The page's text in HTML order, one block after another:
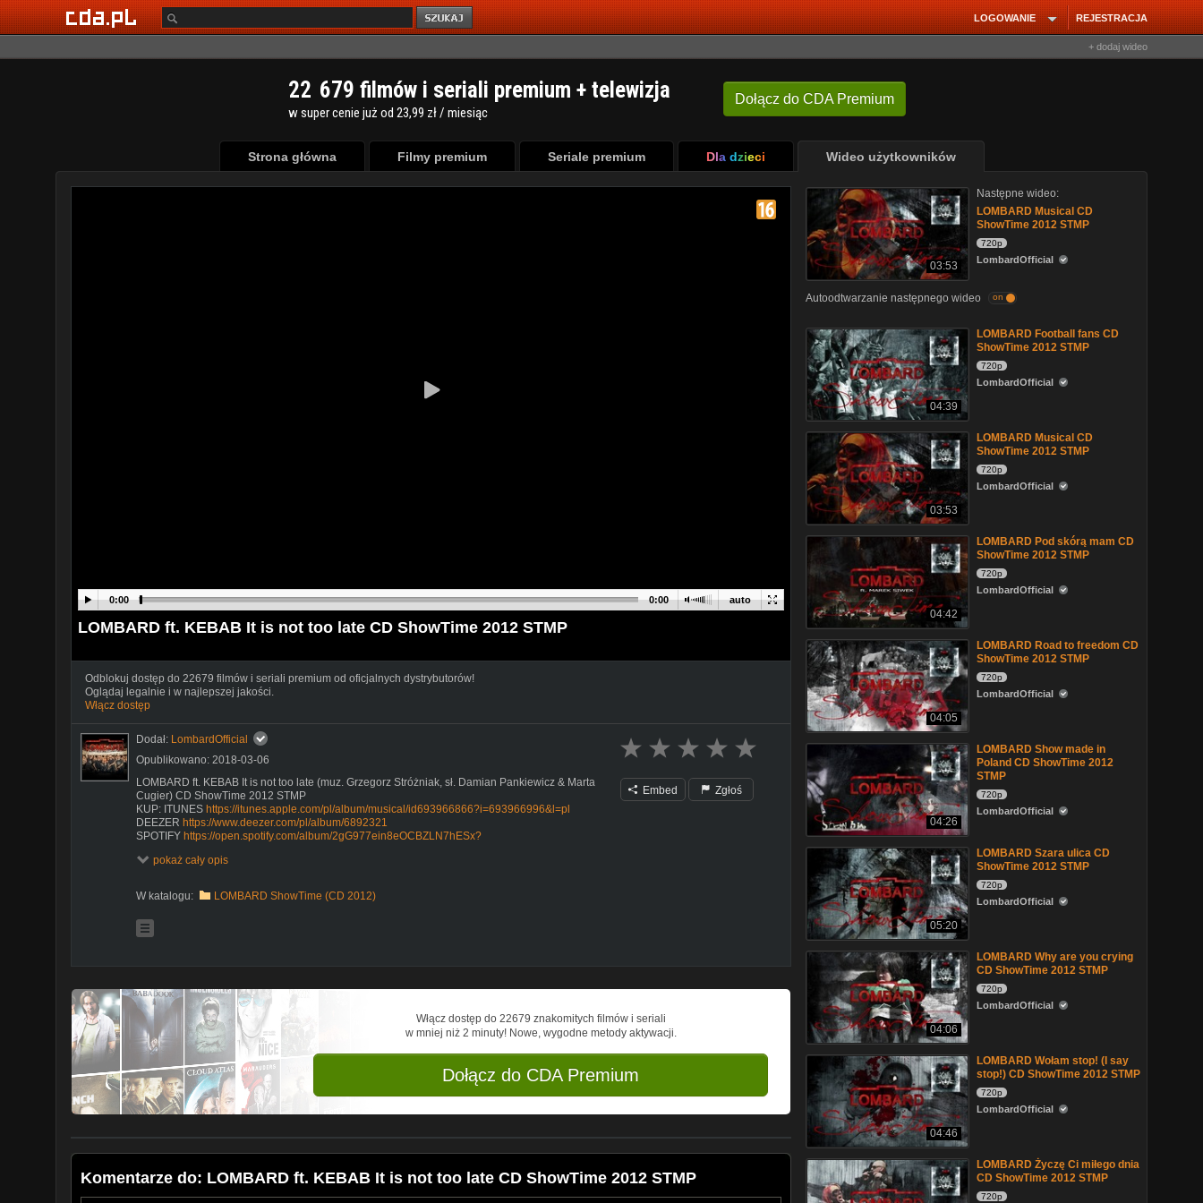
REJESTRACJA
LOGOWANIE
+ dodaj wideo
Dołącz do CDA Premium
22 679 filmów i seriali premium + telewizja
w super cenie już od 23,99 zł / miesiąc
Strona główna Filmy premium Seriale premium Dla dzieci Wideo użytkowników
auto
0:00 0:00
LOMBARD ft. KEBAB It is not too late CD ShowTime 2012 STMP
Odblokuj dostęp do 22679 filmów i seriali premium od oficjalnych dystrybutorów!
Oglądaj legalnie i w najlepszej jakości.
Włącz dostęp
Dodał: LombardOfficial
Opublikowano: 2018-03-06
LOMBARD ft. KEBAB It is not too late (muz. Grzegorz Stróżniak, sł. Damian Pankiewicz & Marta
Cugier) CD ShowTime 2012 STMP
KUP: ITUNES https://itunes.apple.com/pl/album/musical/id693966866?i=693966996&l=pl
DEEZER https://www.deezer.com/pl/album/6892321
SPOTIFY https://open.spotify.com/album/2gG977ein8eOCBZLN7hESx?
pokaż cały opis
W katalogu: LOMBARD ShowTime (CD 2012)
Embed Zgłoś
Włącz dostęp do 22679 znakomitych filmów i seriali
w mniej niż 2 minuty! Nowe, wygodne metody aktywacji.
Dołącz do CDA Premium
Komentarze do: LOMBARD ft. KEBAB It is not too late CD ShowTime 2012 STMP
03:53
Następne wideo:
LOMBARD Musical CD
ShowTime 2012 STMP
720p
LombardOfficial
Autoodtwarzanie następnego wideo on
04:39
LOMBARD Football fans CD
ShowTime 2012 STMP
720p
LombardOfficial
03:53
LOMBARD Musical CD
ShowTime 2012 STMP
720p
LombardOfficial
04:42
LOMBARD Pod skórą mam CD
ShowTime 2012 STMP
720p
LombardOfficial
04:05
LOMBARD Road to freedom CD
ShowTime 2012 STMP
720p
LombardOfficial
04:26
LOMBARD Show made in
Poland CD ShowTime 2012
STMP
720p
LombardOfficial
05:20
LOMBARD Szara ulica CD
ShowTime 2012 STMP
720p
LombardOfficial
04:06
LOMBARD Why are you crying
CD ShowTime 2012 STMP
720p
LombardOfficial
04:46
LOMBARD Wołam stop! (I say
stop!) CD ShowTime 2012 STMP
720p
LombardOfficial
LOMBARD Życzę Ci miłego dnia
CD ShowTime 2012 STMP
720p